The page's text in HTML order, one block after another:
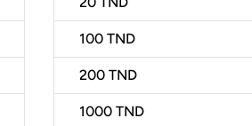
100 TND
200 TND
1000 TND